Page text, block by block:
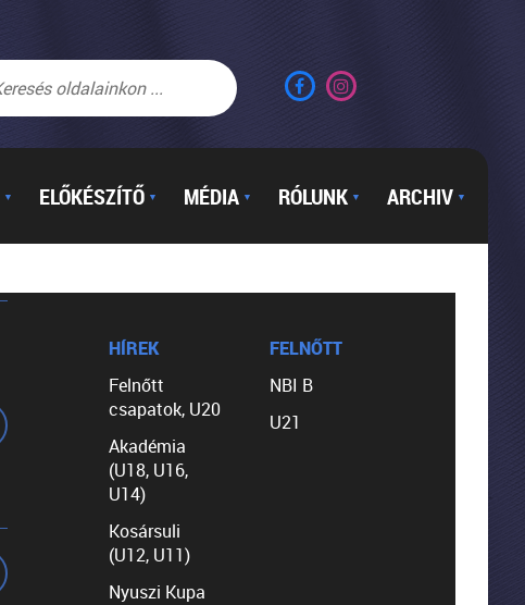
▼ ELŐKÉSZÍTŐ ▼ MÉDIA ▼ RÓLUNK ▼ ARCHIV ▼
HÍREK
Felnőtt
csapatok, U20
Akadémia
(U18, U16,
U14)
Kosársuli
(U12, U11)
Nyuszi Kupa
FELNŐTT
NBI B
U21